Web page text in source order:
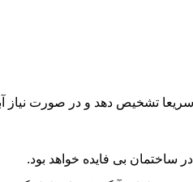
تشخیص دهد و در صورت نیاز
ساختمان بی فایده خواهد بود.